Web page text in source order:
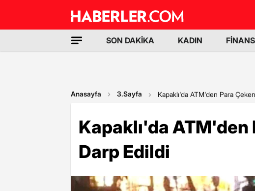
SON DAKİKA KADIN FİNANS
Anasayfa 3.Sayfa Kapaklı'da ATM'den Para
Kapaklı'da ATM'den
Darp Edildi